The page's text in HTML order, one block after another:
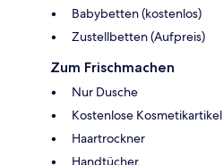
Babybetten (kostenlos)
Zustellbetten (Aufpreis)
Zum Frischmachen
Nur Dusche
Kostenlose Kosmetikartikel
Haartrockner
Handtücher